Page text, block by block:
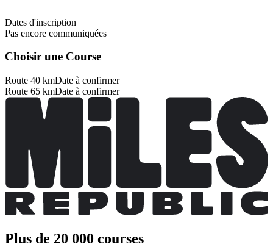
Dates d'inscription
Pas encore communiquées
Choisir une Course
Route 40 kmDate à confirmer
Route 65 kmDate à confirmer
Plus de 20 000 courses